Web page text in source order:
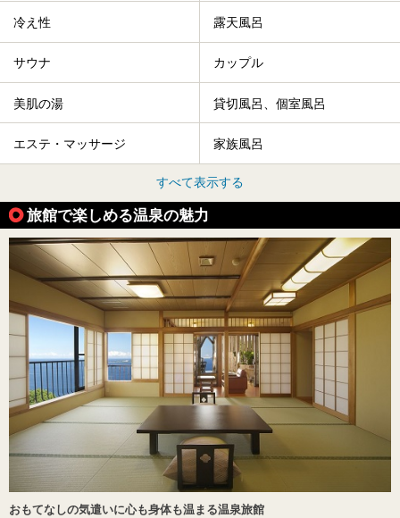
冷え性 露天風呂
サウナ カップル
美肌の湯 貸切風呂、個室風呂
エステ・マッサージ 家族風呂
すべて表示する
旅館で楽しめる温泉の魅力
おもてなしの気遣いに心も身体も温まる温泉旅館